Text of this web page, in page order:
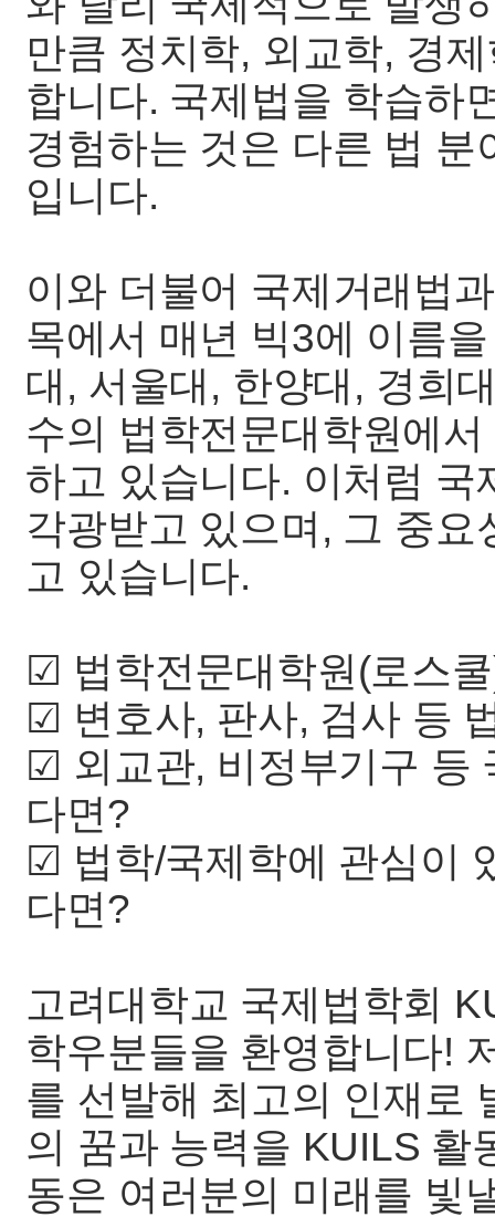
만큼 정치학, 외교학, 경
합니다. 국제법을 학습하
경험하는 것은 다른 법
입니다.
이와 더불어 국제거래법
목에서 매년 빅3에 이름
대, 서울대, 한양대, 경희
수의 법학전문대학원에
하고 있습니다. 이처럼
각광받고 있으며, 그 중
고 있습니다.
☑ 법학전문대학원(로스
☑ 변호사, 판사, 검사 등
☑ 외교관, 비정부기구 등
다면?
☑ 법학/국제학에 관심이
다면?
고려대학교 국제법학회
학우분들을 환영합니다!
를 선발해 최고의 인재로
의 꿈과 능력을 KUILS 활
동은 여러분의 미래를 빛